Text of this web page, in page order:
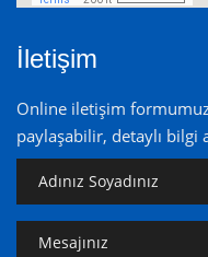
İletişim
Online iletişim
paylaşabilir, detaylı bilgi